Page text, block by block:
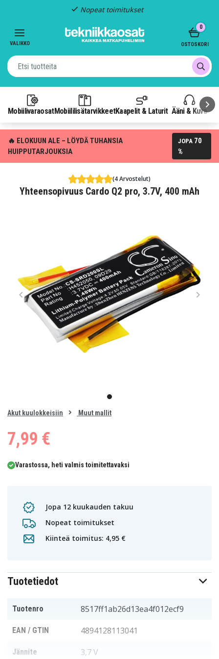
Nopeat toimitukset
VALIKKO
MobiilivaraosatMobiililisätarvikkeetKaapelit & Laturit Ääni & Kuva
0
OSTOSKORI
🔥 ELOKUUN ALE – LÖYDÄ TUHANSIA
HUIPPUTARJOUKSIA
JOPA 70
%
(4 Arvostelut)
Yhteensopivuus Cardo Q2 pro, 3.7V, 400 mAh
item
0
of
Akut kuulokkeisiin Muut mallit
7,99 €
Varastossa, heti valmis toimitettavaksi
Jopa 12 kuukauden takuu
Nopeat toimitukset
Kiinteä toimitus: 4,95 €
Tuotetiedot
Tuotenro 8517ff1ab26d13ea4f012ecf9
EAN / GTIN 4894128113041
Jännite 3,7 V